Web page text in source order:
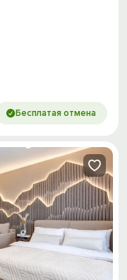
Бесплатая отмена